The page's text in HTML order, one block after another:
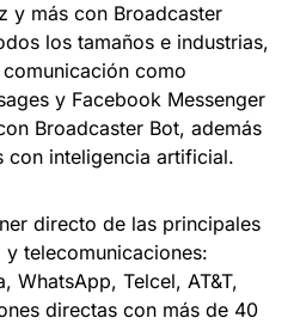
y más con Broadcaster
los tamaños e industrias,
como
y Facebook Messenger
Broadcaster Bot, además
con inteligencia artificial.
directo de las principales
y telecomunicaciones:
WhatsApp, Telcel, AT&T,
directas con más de 40